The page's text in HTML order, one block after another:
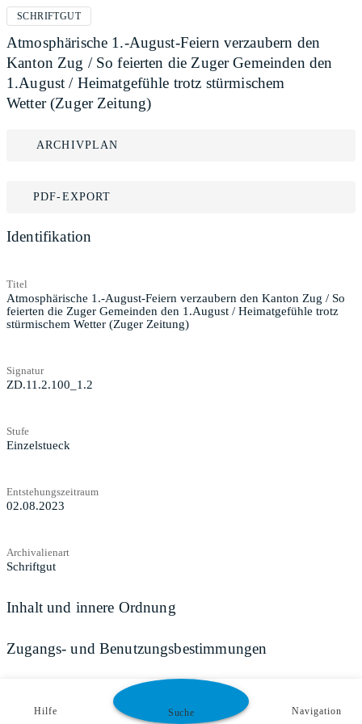
SCHRIFTGUT
Atmosphärische 1.-August-Feiern verzaubern den
Kanton Zug / So feierten die Zuger Gemeinden den
1.August / Heimatgefühle trotz stürmischem
Wetter (Zuger Zeitung)
ARCHIVPLAN
PDF-EXPORT
Identifikation
Titel
Atmosphärische 1.-August-Feiern verzaubern den Kanton Zug / So
feierten die Zuger Gemeinden den 1.August / Heimatgefühle trotz
stürmischem Wetter (Zuger Zeitung)
Signatur
ZD.11.2.100_1.2
Stufe
Einzelstueck
Entstehungszeitraum
02.08.2023
Archivalienart
Schriftgut
Inhalt und innere Ordnung
Zugangs- und Benutzungsbestimmungen
Hilfe Suche Navigation